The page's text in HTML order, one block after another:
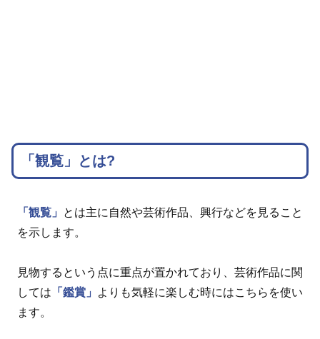
「観覧」とは?
「観覧」
とは主に自然や芸術作品、興行などを見ること
を示します。
見物するという点に重点が置かれており、芸術作品に関
しては 「鑑賞」
よりも気軽に楽しむ時にはこちらを使い
ます。